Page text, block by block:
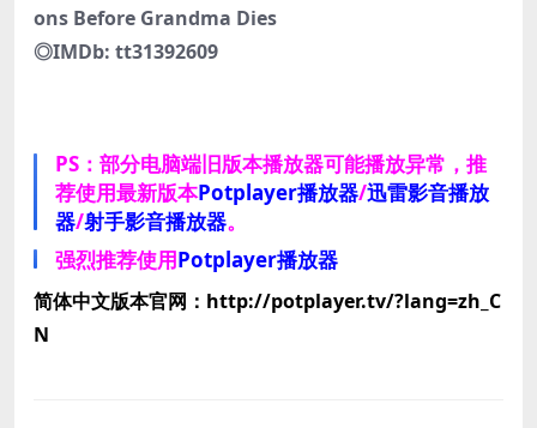
ons Before Grandma Dies‎
◎IMDb: tt31392609
PS：部分电脑端旧版本播放器可能播放异常，推
荐使用最新版本Potplayer播放器/迅雷影音播放
器/射手影音播放器。
强烈推荐使用Potplayer播放器
简体中文版本官网：http://potplayer.tv/?lang=zh_C
N